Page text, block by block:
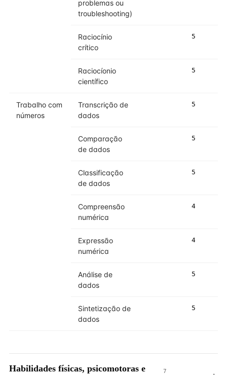
problemas ou
troubleshooting)
Raciocínio
crítico
5
Raciocíonio
científico
5
Trabalho com
números
Transcrição de
dados
5
Comparação
de dados
5
Classificação
de dados
5
Compreensão
numérica
4
Expressão
numérica
4
Análise de
dados
5
Sintetização de
dados
5
Habilidades físicas, psicomotoras e
7